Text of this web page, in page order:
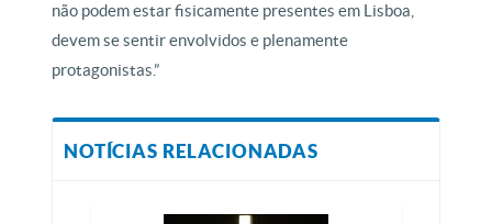
não podem estar fisicamente presentes em Lisboa,
devem se sentir envolvidos e plenamente
protagonistas.”
NOTÍCIAS RELACIONADAS